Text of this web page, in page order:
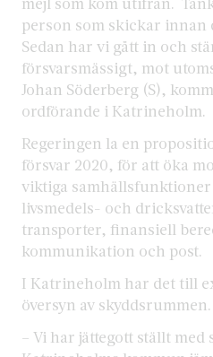
person som skickar innan
Sedan har vi gått in och
försvarsmässigt, mot
Johan Söderberg (S),
ordförande i Katrineholm.
Regeringen la en
försvar 2020, för att öka
viktiga
livsmedels- och
transporter, finansiell
kommunikation och post.
I Katrineholm har det till
översyn av skyddsrummen.
– Vi har jättegott ställt med